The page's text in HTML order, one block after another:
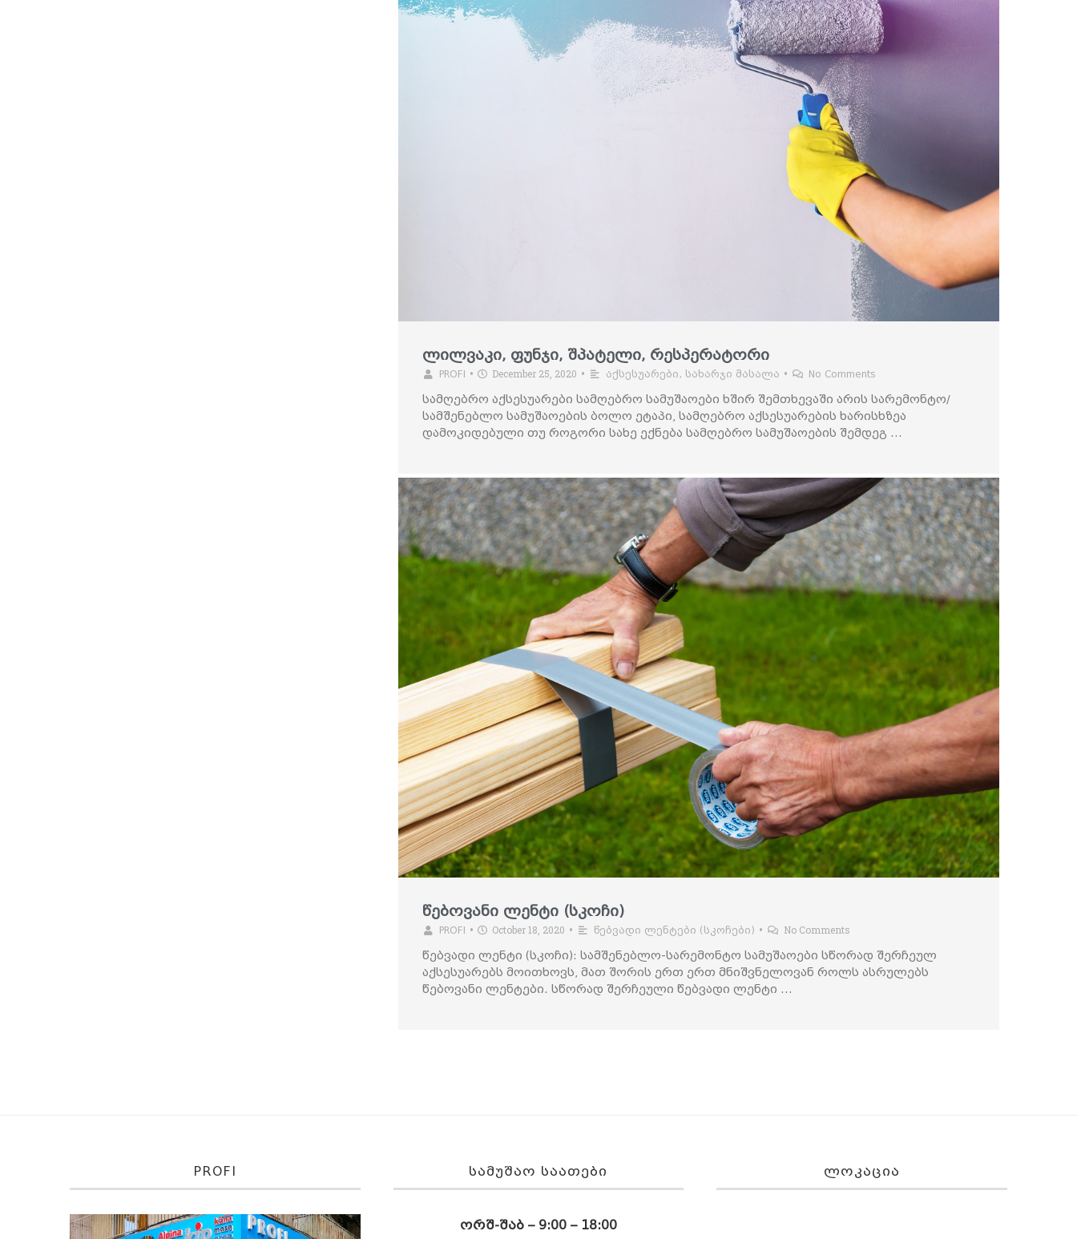
ლილვაკი, ფუნჯი, შპატელი, რესპერატორი
PROFI • December 25, 2020 • აქსესუარები, სახარჯი მასალა • No Comments
სამღებრო აქსესუარები სამღებრო სამუშაოები ხშირ შემთხევაში არის სარემონტო/
სამშენებლო სამუშაოების ბოლო ეტაპი, სამღებრო აქსესუარების ხარისხზეა
დამოკიდებული თუ როგორი სახე ექნება სამღებრო სამუშაოების შემდეგ …
წებოვანი ლენტი (სკოჩი)
PROFI • October 18, 2020 • წებვადი ლენტები (სკოჩები) •
No Comments
წებვადი ლენტი (სკოჩი): სამშენებლო-სარემონტო სამუშაოები სწორად შერჩეულ
აქსესუარებს მოითხოვს, მათ შორის ერთ ერთ მნიშვნელოვან როლს ასრულებს
წებოვანი ლენტები. სწორად შერჩეული წებვადი ლენტი …
PROFI ᲡᲐᲛᲣᲨᲐᲝ ᲡᲐᲐᲗᲔᲑᲘ
ორშ-შაბ – 9:00 – 18:00
ᲚᲝᲙᲐᲪᲘᲐ